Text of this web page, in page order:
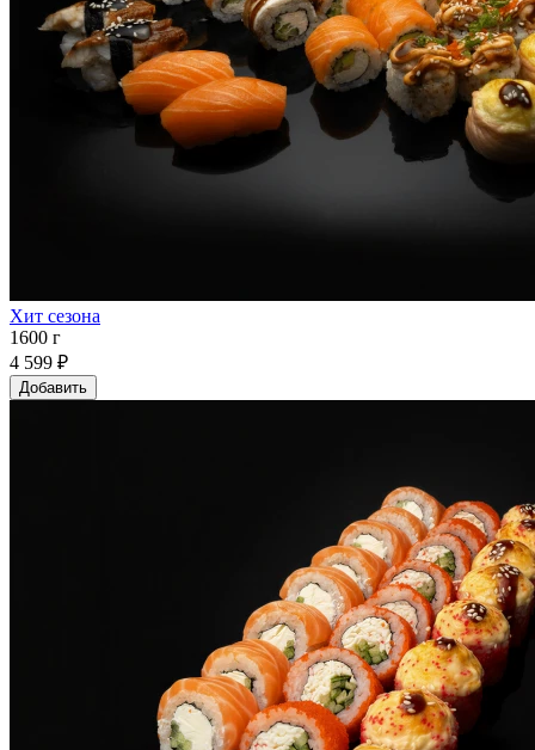
Хит сезона
1600 г
4 599 ₽
Добавить